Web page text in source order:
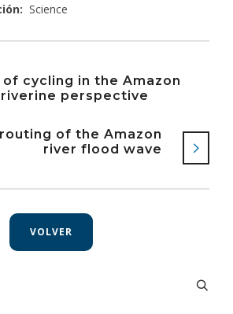
Science
of cycling in the Amazon
riverine perspective
of the Amazon
river flood wave
VOLVER